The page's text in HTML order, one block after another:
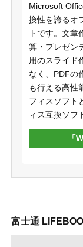
Microsoft
換性を誇るオ
トです。文章
算・プレゼン
用のスライド
なく、PDFの
も行える高性
フィスソフト
ィス互換ソフ
「
富士通